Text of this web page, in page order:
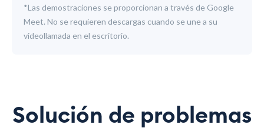
*Las demostraciones se proporcionan a través de Google
Meet. No se requieren descargas cuando se une a su
videollamada en el escritorio.
Solución de problemas